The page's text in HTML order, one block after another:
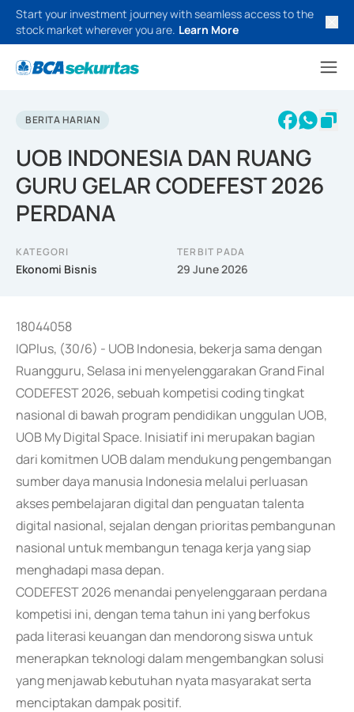
Start your investment journey with seamless access to the
stock market wherever you are. Learn More
BERITA HARIAN
UOB INDONESIA DAN RUANG
GURU GELAR CODEFEST 2026
PERDANA
KATEGORI
Ekonomi Bisnis
TERBIT PADA
29 June 2026
18044058
IQPlus, (30/6) - UOB Indonesia, bekerja sama dengan
Ruangguru, Selasa ini menyelenggarakan Grand Final
CODEFEST 2026, sebuah kompetisi coding tingkat
nasional di bawah program pendidikan unggulan UOB,
UOB My Digital Space. Inisiatif ini merupakan bagian
dari komitmen UOB dalam mendukung pengembangan
sumber daya manusia Indonesia melalui perluasan
akses pembelajaran digital dan penguatan talenta
digital nasional, sejalan dengan prioritas pembangunan
nasional untuk membangun tenaga kerja yang siap
menghadapi masa depan.
CODEFEST 2026 menandai penyelenggaraan perdana
kompetisi ini, dengan tema tahun ini yang berfokus
pada literasi keuangan dan mendorong siswa untuk
menerapkan teknologi dalam mengembangkan solusi
yang menjawab kebutuhan nyata masyarakat serta
menciptakan dampak positif.